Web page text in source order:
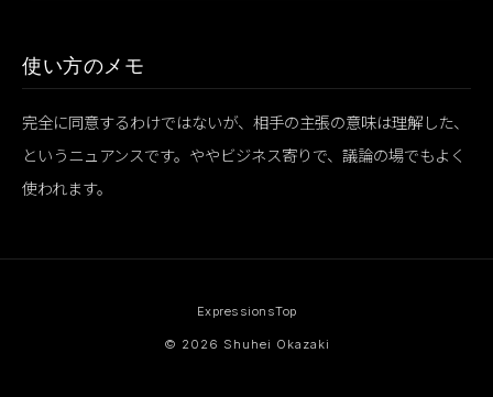
使い方のメモ
完全に同意するわけではないが、相手の主張の意味は理解した、
というニュアンスです。ややビジネス寄りで、議論の場でもよく
使われます。
ExpressionsTop
© 2026 Shuhei Okazaki